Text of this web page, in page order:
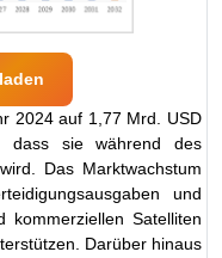
2024 auf 1,77 Mrd. USD
dass sie während des
Das Marktwachstum
und
kommerziellen Satelliten
Darüber hinaus